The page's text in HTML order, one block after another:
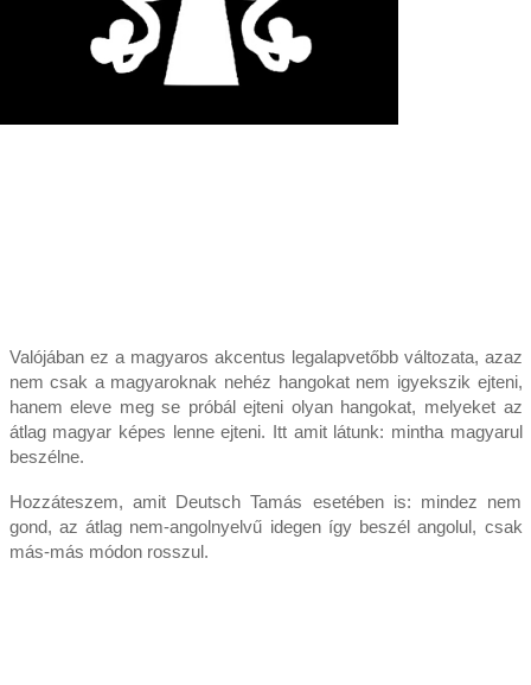
Valójában ez a magyaros akcentus legalapvetőbb változata, azaz
nem csak a magyaroknak nehéz hangokat nem igyekszik ejteni,
hanem eleve meg se próbál ejteni olyan hangokat, melyeket az
átlag magyar képes lenne ejteni. Itt amit látunk: mintha magyarul
beszélne.
Hozzáteszem, amit Deutsch Tamás esetében is: mindez nem
gond, az átlag nem-angolnyelvű idegen így beszél angolul, csak
más-más módon rosszul.